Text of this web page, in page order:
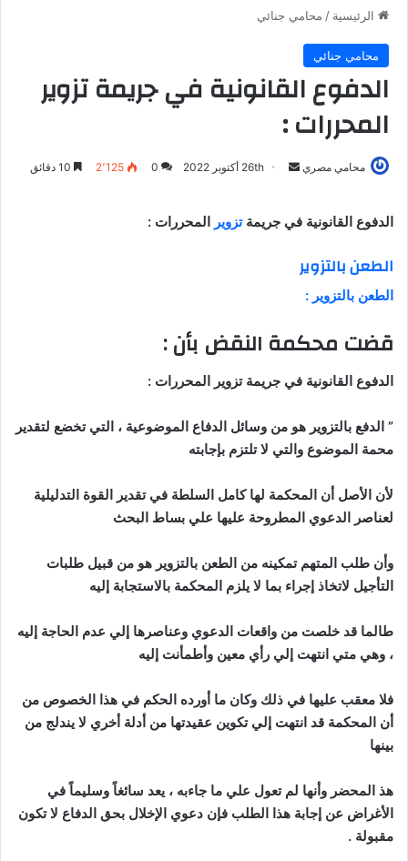
الرئيسية / محامي جنائي
محامي جنائي
الدفوع القانونية في جريمة تزوير
المحررات :
محامي مصري
أرسل 26th أكتوبر 2022 0 2٬125
الدفوع القانونية في جريمةتزوير المحررات :
الطعن بالتزوير
الطعن بالتزوير :
قضت محكمة النقض بأن :
الدفوع القانونية في جريمة تزوير المحررات :
” الدفع بالتزوير هو من وسائل الدفاع الموضوعية ، التي تخضع لتقدير
محمة الموضوع والتي لا تلتزم بإجابته
لأن الأصل أن المحكمة لها كامل السلطة في تقدير القوة التدليلية
لعناصر الدعوي المطروحة عليها علي بساط البحث
وأن طلب المتهم تمكينه من الطعن بالتزوير هو من قبيل طلبات
التأجيل لاتخاذ إجراء بما لا يلزم المحكمة بالاستجابة إليه
طالما قد خلصت من واقعات الدعوي وعناصرها إلي عدم الحاجة إليه
، وهي متي انتهت إلي رأي معين وأطمأنت إليه
فلا معقب عليها في ذلك وكان ما أورده الحكم في هذا الخصوص من
أن المحكمة قد انتهت إلي تكوين عقيدتها من أدلة أخري لا يندلج من
بينها
هذ المحضر وأنها لم تعول علي ما جاءبه ، يعد سائغاً وسليماً في
الأغراض عن إجابة هذا الطلب فإن دعوي الإخلال بحق الدفاع لا تكون
مقبولة .